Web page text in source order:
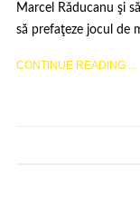
Marcel Răducanu şi
să prefaţeze jocul de
CONTINUE READING ...